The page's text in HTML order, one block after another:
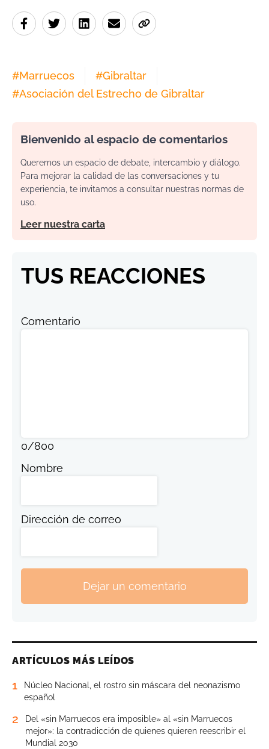
#Marruecos #Gibraltar
#Asociación del Estrecho de Gibraltar
Bienvenido al espacio de comentarios
Queremos un espacio de debate, intercambio y diálogo.
Para mejorar la calidad de las conversaciones y tu
experiencia, te invitamos a consultar nuestras normas de
uso.
Leer nuestra carta
TUS REACCIONES
Comentario
0/800
Nombre
Dirección de correo
Dejar un comentario
ARTÍCULOS MÁS LEÍDOS
1
Núcleo Nacional, el rostro sin máscara del neonazismo
español
2
Del «sin Marruecos era imposible» al «sin Marruecos
mejor»: la contradicción de quienes quieren reescribir el
Mundial 2030